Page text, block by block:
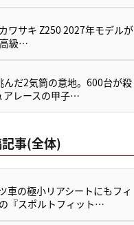
ワサキ Z250 2027年モデルが
級…
んだ2気筒の意地。600台が殺
アレースの甲子…
事(全体)
車の極小リアシートにもフィ
『スポルトフィット…